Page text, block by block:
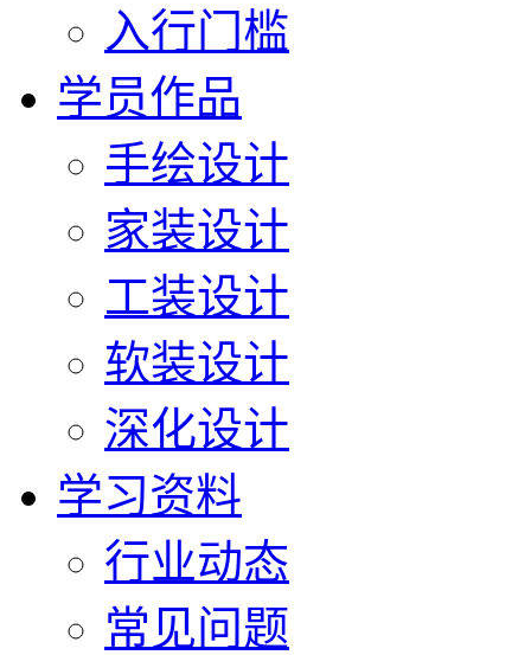
入行门槛
学员作品
手绘设计
家装设计
工装设计
软装设计
深化设计
学习资料
行业动态
常见问题